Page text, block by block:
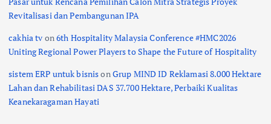
Revitalisasi dan Pembangunan IPA
cakhia tv on6th Hospitality Malaysia Conference #HMC2026
Uniting Regional Power Players to Shape the Future of Hospitality
sistem ERP untuk bisnisonGrup MIND ID Reklamasi 8.000 Hektare
Lahan dan Rehabilitasi DAS 37.700 Hektare, Perbaiki Kualitas
Keanekaragaman Hayati